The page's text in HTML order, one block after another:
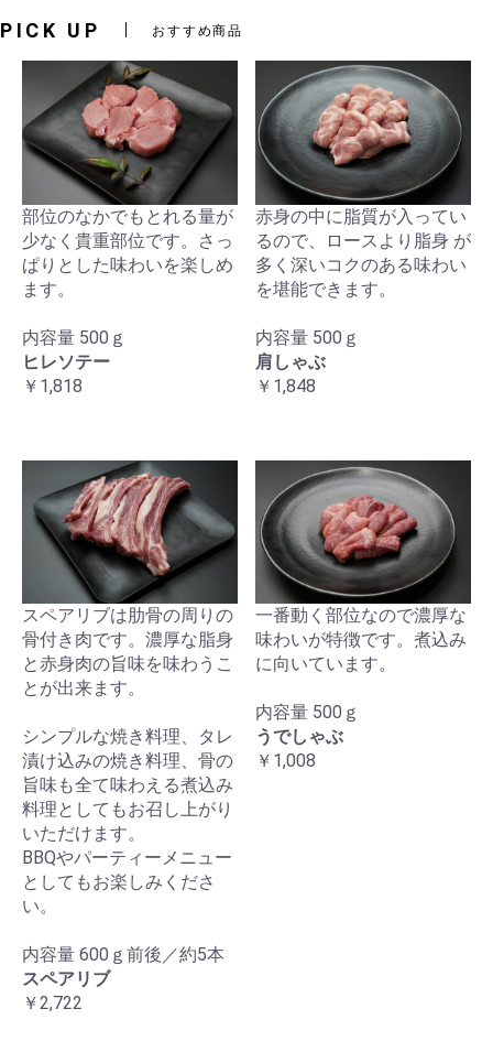
PICK UP おすすめ商品
部位のなかでもとれる量が
少なく貴重部位です。さっ
ぱりとした味わいを楽しめ
ます。
内容量 500ｇ
ヒレソテー
￥1,818
赤身の中に脂質が入ってい
るので、ロースより脂身 が
多く深いコクのある味わい
を堪能できます。
内容量 500ｇ
肩しゃぶ
￥1,848
スペアリブは肋骨の周りの
骨付き肉です。濃厚な脂身
と赤身肉の旨味を味わうこ
とが出来ます。
シンプルな焼き料理、タレ
漬け込みの焼き料理、骨の
旨味も全て味わえる煮込み
料理としてもお召し上がり
いただけます。
BBQやパーティーメニュー
としてもお楽しみくださ
い。
内容量 600ｇ前後／約5本
スペアリブ
￥2,722
一番動く部位なので濃厚な
味わいが特徴です。煮込み
に向いています。
内容量 500ｇ
うでしゃぶ
￥1,008